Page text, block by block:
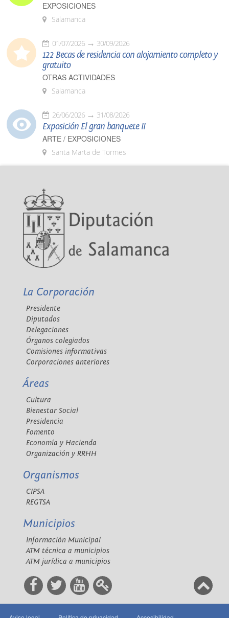
EXPOSICIONES
Salamanca
01/07/2026 30/09/2026
122 Becas de residencia con alojamiento completo y
gratuito
OTRAS ACTIVIDADES
Salamanca
26/06/2026 31/08/2026
Exposición El gran banquete II
ARTE / EXPOSICIONES
Santa Marta de Tormes
La Corporación
Presidente
Diputados
Delegaciones
Órganos colegiados
Comisiones informativas
Corporaciones anteriores
Áreas
Cultura
Bienestar Social
Presidencia
Fomento
Economía y Hacienda
Organización y RRHH
Organismos
CIPSA
REGTSA
Municipios
Información Municipal
ATM técnica a municipios
ATM jurídica a municipios